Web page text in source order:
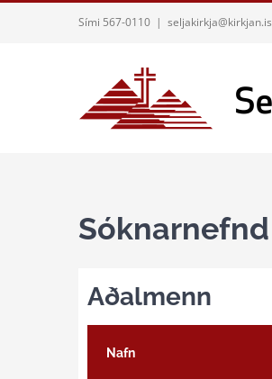
Sími 567-0110 | seljakirkja@kirkjan.is
Sóknarnefnd
Aðalmenn
Nafn